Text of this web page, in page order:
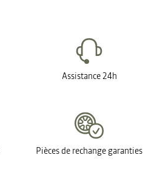
Assistance 24h
Pièces de rechange garanties